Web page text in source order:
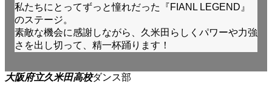
私たちにとってずっと憧れだった『FIANL LEGEND』
のステージ。
素敵な機会に感謝しながら、久米田らしくパワーや力強
さを出し切って、精一杯踊ります！
大阪府立久米田高校ダンス部